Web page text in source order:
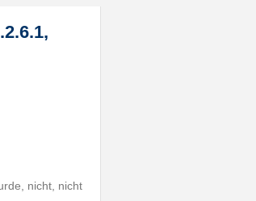
nicht, nicht